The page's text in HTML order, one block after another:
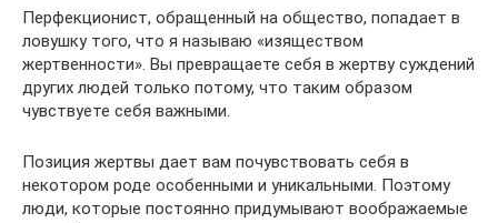
Перфекционист, обращенный на общество, попадает в
ловушку того, что я называю «изяществом
жертвенности». Вы превращаете себя в жертву суждений
других людей только потому, что таким образом
чувствуете себя важными.
Позиция жертвы дает вам почувствовать себя в
некотором роде особенными и уникальными. Поэтому
люди, которые постоянно придумывают воображаемые